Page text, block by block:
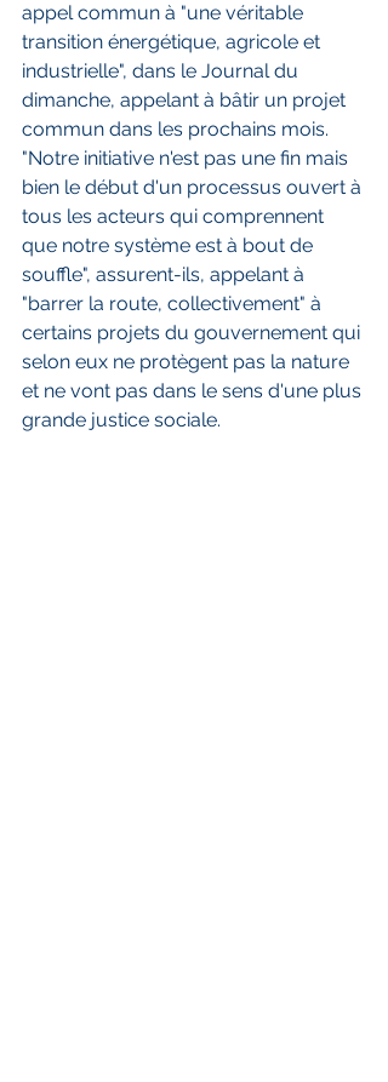
appel commun à "une véritable
transition énergétique, agricole et
industrielle", dans le Journal du
dimanche, appelant à bâtir un projet
commun dans les prochains mois.
"Notre initiative n'est pas une fin mais
bien le début d'un processus ouvert à
tous les acteurs qui comprennent
que notre système est à bout de
souffle", assurent-ils, appelant à
"barrer la route, collectivement" à
certains projets du gouvernement qui
selon eux ne protègent pas la nature
et ne vont pas dans le sens d'une plus
grande justice sociale.